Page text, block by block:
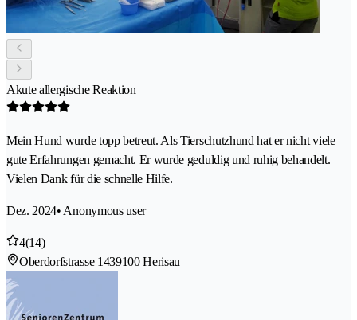
Akute allergische Reaktion
Mein Hund wurde topp betreut. Als Tierschutzhund hat er nicht viele
gute Erfahrungen gemacht. Er wurde geduldig und ruhig behandelt.
Vielen Dank für die schnelle Hilfe.
Dez. 2024• Anonymous user
4(14)
Oberdorfstrasse 1439100 Herisau